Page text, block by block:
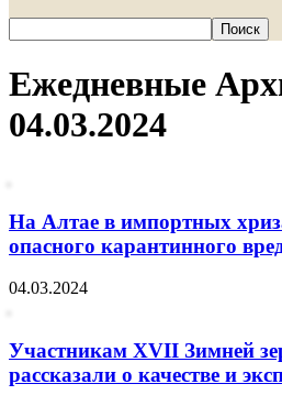
Ежедневные
04.03.2024
На Алтае в импортных
опасного карантинного
04.03.2024
Участникам XVII Зимней
рассказали о качестве и